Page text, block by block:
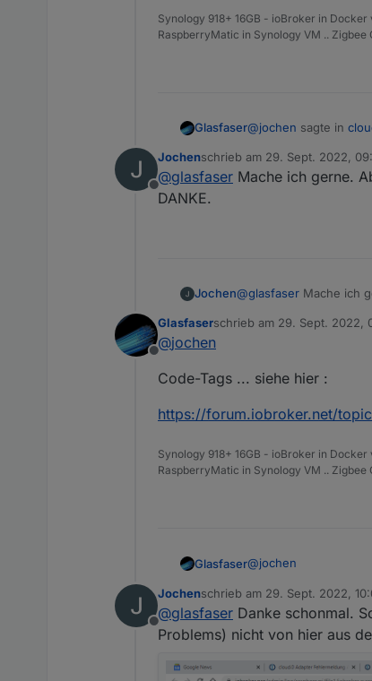
Synology 918+ 16GB - ioBroker in
RaspberryMatic in Synology VM .. Zigbee
Glasfaser@jochen sagte in
Admin instance
Offline
Jochenschrieb am 29. Sept. 2022,
zuletzt editiert von
@glasfaser Mache ich gerne.
DANKE.
Jochen@glasfaser Mache ich
Offline
Glasfaserschrieb am 29. Sept. 2022,
zuletzt editiert von
@jochen
Code-Tags ... siehe hier :
https://forum.iobroker.net/
Synology 918+ 16GB - ioBroker in
RaspberryMatic in Synology VM .. Zigbee
Glasfaser@jochen
Code-Tags ... siehe
https://
Offline
Jochenschrieb am 29. Sept. 2022,
zuletzt editiert von
@glasfaser Danke schonmal.
Problems) nicht von hier aus